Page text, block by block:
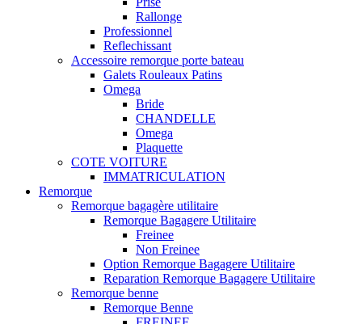
Rallonge
Professionnel
Reflechissant
Accessoire remorque porte bateau
Galets Rouleaux Patins
Omega
Bride
CHANDELLE
Omega
Plaquette
COTE VOITURE
IMMATRICULATION
Remorque
Remorque bagagère utilitaire
Remorque Bagagere Utilitaire
Freinee
Non Freinee
Option Remorque Bagagere Utilitaire
Reparation Remorque Bagagere Utilitaire
Remorque benne
Remorque Benne